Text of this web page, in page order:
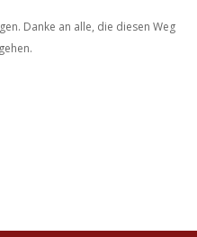
Danke an alle, die diesen Weg